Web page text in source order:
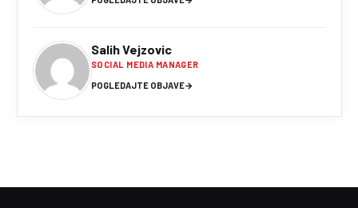
Salih Vejzovic
SOCIAL MEDIA MANAGER
POGLEDAJTE OBJAVE→